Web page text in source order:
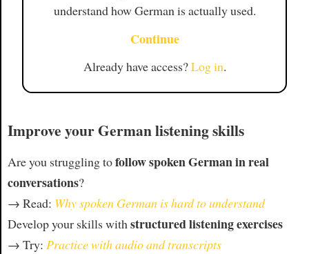
understand how German is actually used.
Continue
Already have access?Log in.
Improve your German listening skills
Are you struggling tofollow spoken German in real
conversations?
→ Read: Why spoken German is hard to understand
Develop your skills withstructured listening exercises
→ Try: Practice with audio and transcripts